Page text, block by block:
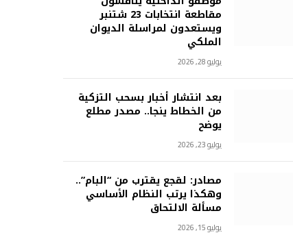
مقاطعة انتخابات 23 شتنبر
ويستعدون لمراسلة الديوان
الملكي
يوليو 28, 2026
بعد انتشار أخبار بسحب التزكية
من الخطاط ينجا.. مصدر مطلع
يوضح
يوليو 23, 2026
مصادر: لقجع يقترب من “البام”..
وهكذا يرتب النظام الأساسي
مسألة الالتحاق
يوليو 15, 2026